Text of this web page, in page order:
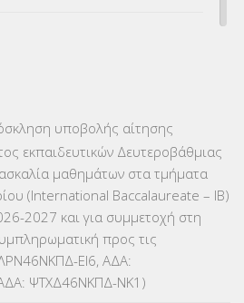
(230)
υποβολής αίτησης
εκπαιδευτικών Δευτεροβάθμιας
μαθημάτων στα τμήματα
(International Baccalaureate – IB)
2027 και για συμμετοχή στη
προς τις
ΕΙ6, ΑΔΑ:
ΨΤΧΔ46ΝΚΠΔ-ΝΚ1)